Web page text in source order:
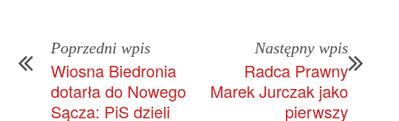
Poprzedni wpis
Wiosna Biedronia
dotarła do Nowego
Sącza: PiS dzieli
Następny wpis
Radca Prawny
Marek Jurczak jako
pierwszy